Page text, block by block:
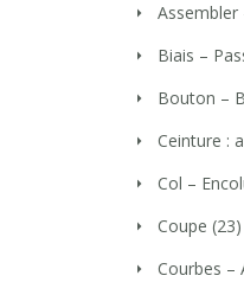
Assembler
Biais –
Bouton –
Ceinture :
Col –
Coupe (23)
Courbes –